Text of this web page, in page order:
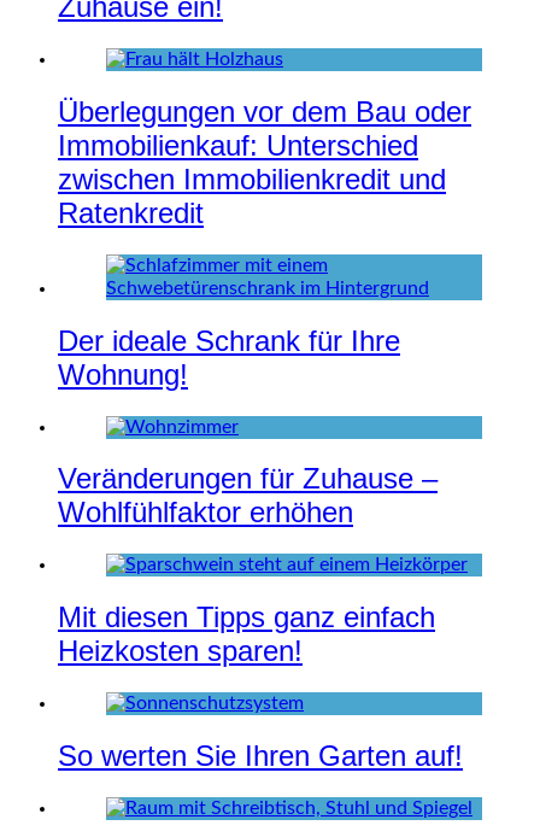
Zuhause ein!
Überlegungen vor dem Bau oder
Immobilienkauf: Unterschied
zwischen Immobilienkredit und
Ratenkredit
Der ideale Schrank für Ihre
Wohnung!
Veränderungen für Zuhause –
Wohlfühlfaktor erhöhen
Mit diesen Tipps ganz einfach
Heizkosten sparen!
So werten Sie Ihren Garten auf!